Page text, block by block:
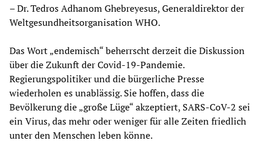
– Dr. Tedros Adhanom Ghebreyesus, Generaldirektor der
Weltgesundheitsorganisation WHO.
Das Wort „endemisch“ beherrscht derzeit die Diskussion
über die Zukunft der Covid-19-Pandemie.
Regierungspolitiker und die bürgerliche Presse
wiederholen es unablässig. Sie hoffen, dass die
Bevölkerung die „große Lüge“ akzeptiert, SARS-CoV-2 sei
ein Virus, das mehr oder weniger für alle Zeiten friedlich
unter den Menschen leben könne.